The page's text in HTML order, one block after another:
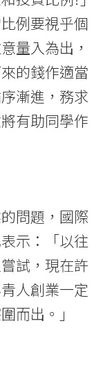
例要視乎個
量入為出，
的錢作適當
漸進，務求
有助同學作
問題，國際
示：「以往
試，現在許
人創業一定
而出。」